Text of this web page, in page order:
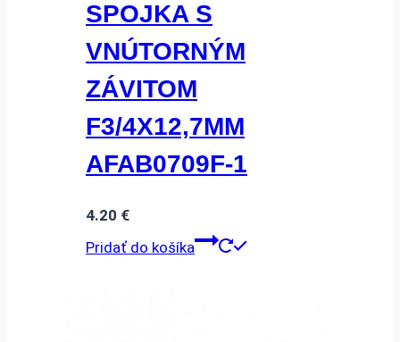
SPOJKA S
VNÚTORNÝM
ZÁVITOM
F3/4X12,7MM
AFAB0709F-1
4.20 €
Pridať do košíka